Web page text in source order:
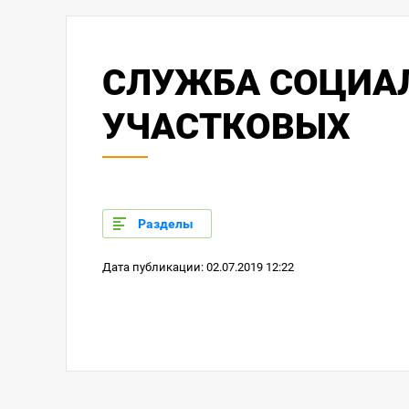
СЛУЖБА
УЧАСТКОВЫХ
Разделы
Дата публикации: 02.07.2019 12:22